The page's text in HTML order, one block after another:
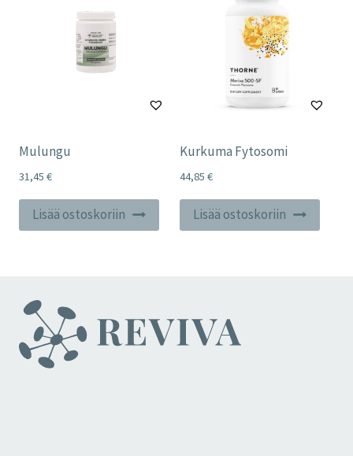
Mulungu
31,45 €
Lisää ostoskoriin
Kurkuma Fytosomi
44,85 €
Lisää ostoskoriin